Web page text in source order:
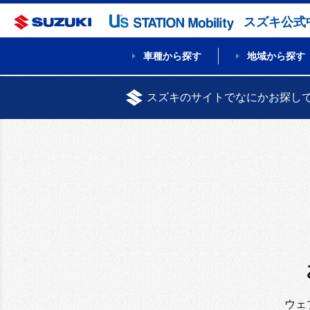
スズキ公式
車種から探す 地域から探す
スズキのサイトでなにかお探し
ウェ